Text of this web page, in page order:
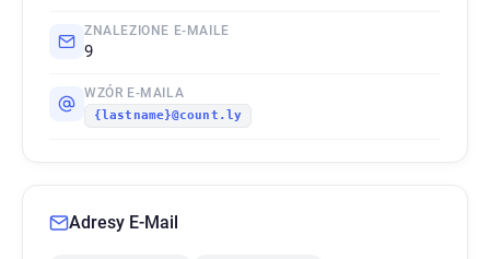
ZNALEZIONE E-MAILE
9
WZÓR E-MAILA
{lastname}@count.ly
Adresy E-Mail